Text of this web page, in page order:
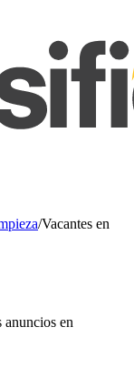
/Vacantes en
anuncios en